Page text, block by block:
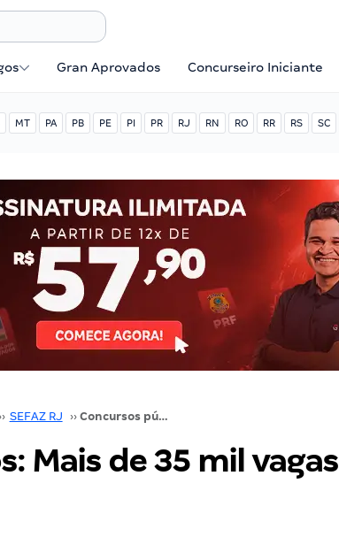
Gran Aprovados Concurseiro Iniciante
MT PA PB PE PI PR RJ RN RO RR RS SC
›› SEFAZ RJ ›› Concursos públicos: Mais de 35 mil vagas abertas!
Mais de 35 mil vagas